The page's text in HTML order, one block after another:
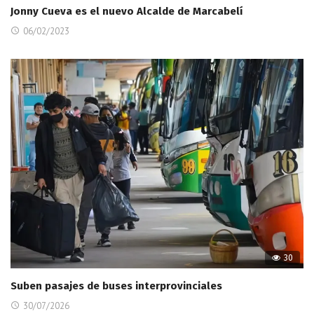
Jonny Cueva es el nuevo Alcalde de Marcabelí
06/02/2023
30
Suben pasajes de buses interprovinciales
30/07/2026